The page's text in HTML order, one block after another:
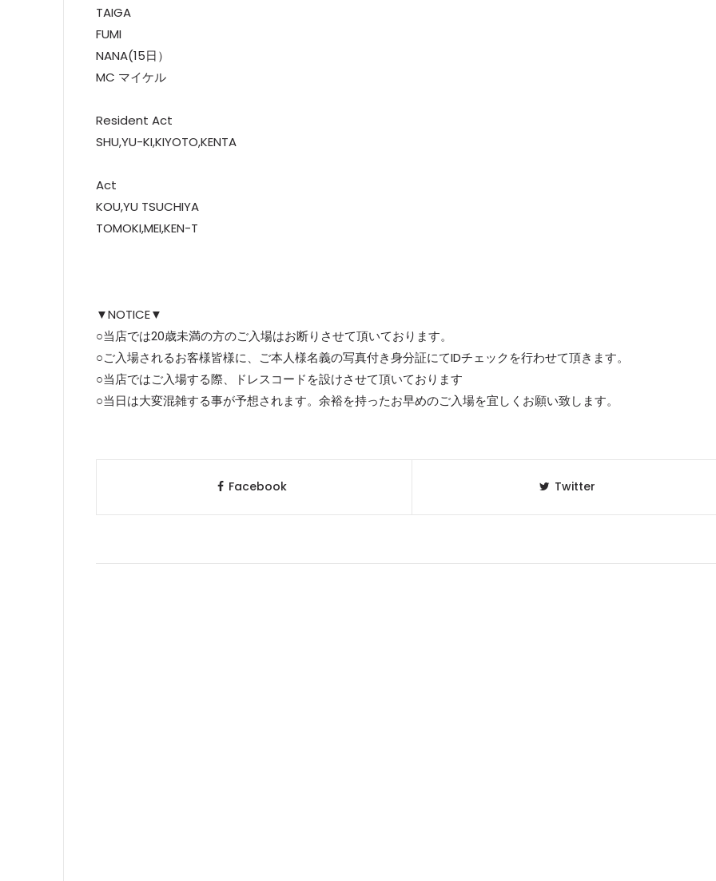
TAIGA
FUMI
NANA(15日）
MC マイケル
Resident Act
SHU,YU-KI,KIYOTO,KENTA
Act
KOU,YU TSUCHIYA
TOMOKI,MEI,KEN-T
▼NOTICE▼
○当店では20歳未満の方のご入場はお断りさせて頂いております。
○ご入場されるお客様皆様に、ご本人様名義の写真付き身分証にてIDチェックを行わせて頂きます。
○当店ではご入場する際、ドレスコードを設けさせて頂いております
○当日は大変混雑する事が予想されます。余裕を持ったお早めのご入場を宜しくお願い致します。
Facebook Twitter